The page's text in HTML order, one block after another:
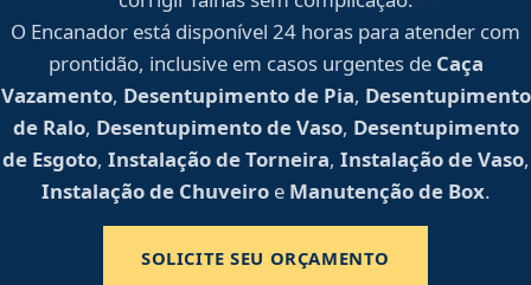
O Encanador está disponível 24 horas para atender com
prontidão, inclusive em casos urgentes de Caça
Vazamento, Desentupimento de Pia, Desentupimento
de Ralo, Desentupimento de Vaso, Desentupimento
de Esgoto, Instalação de Torneira, Instalação de Vaso,
Instalação de Chuveiroe Manutenção de Box.
SOLICITE SEU ORÇAMENTO